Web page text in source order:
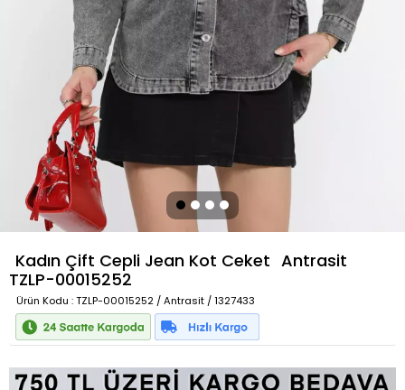
Kadın Çift Cepli Jean Kot Ceket Antrasit
TZLP-00015252
Ürün Kodu : TZLP-00015252 / Antrasit / 1327433